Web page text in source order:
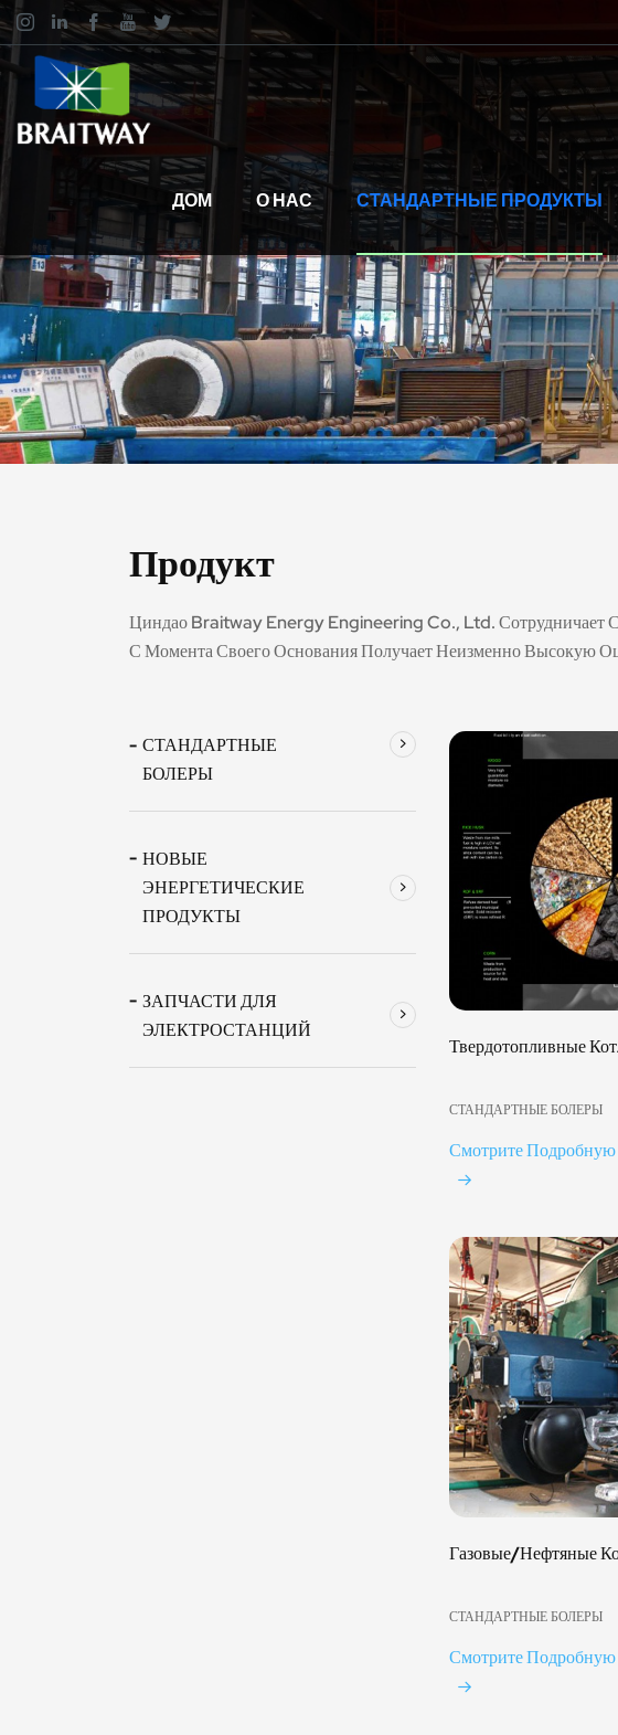
ДОМ О НАС СТАНДАРТНЫЕ ПРОДУКТЫ
Продукт
Циндао Braitway Energy Engineering Co., Ltd. Сотрудничает
С Момента Своего Основания Получает Неизменно Высокую
СТАНДАРТНЫЕ
БОЛЕРЫ
НОВЫЕ
ЭНЕРГЕТИЧЕСКИЕ
ПРОДУКТЫ
ЗАПЧАСТИ ДЛЯ
ЭЛЕКТРОСТАНЦИЙ
Твердотопливные
СТАНДАРТНЫЕ БОЛЕРЫ
Смотрите
Газовые/Нефтяные
СТАНДАРТНЫЕ БОЛЕРЫ
Смотрите